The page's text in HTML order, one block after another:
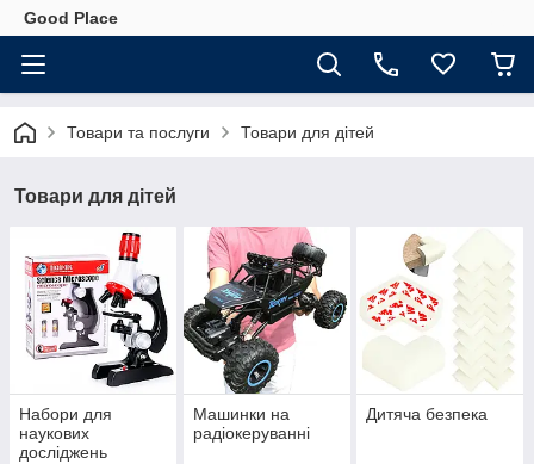
Good Place
Товари та послуги Товари для дітей
Товари для дітей
Набори для
наукових
досліджень
Машинки на
радіокеруванні
Дитяча безпека